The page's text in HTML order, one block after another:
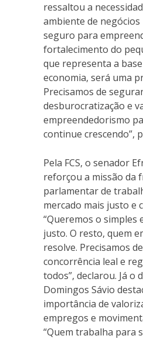
ressaltou a
ambiente de
seguro para
fortalecimento do
que representa a
economia, será uma
Precisamos de
desburocratização e
empreendedorismo
continue crescendo”,
Pela FCS, o senador
reforçou a missão da
parlamentar de
mercado mais justo e
“Queremos o simples
justo. O resto, quem
resolve. Precisamos
concorrência leal e
todos”, declarou. Já o
Domingos Sávio
importância de
empregos e
“Quem trabalha para